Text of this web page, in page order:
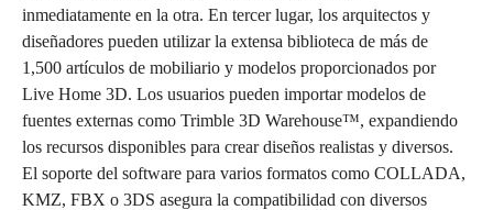
inmediatamente en la otra. En tercer lugar, los arquitectos y
diseñadores pueden utilizar la extensa biblioteca de más de
1,500 artículos de mobiliario y modelos proporcionados por
Live Home 3D. Los usuarios pueden importar modelos de
fuentes externas como Trimble 3D Warehouse™, expandiendo
los recursos disponibles para crear diseños realistas y diversos.
El soporte del software para varios formatos como COLLADA,
KMZ, FBX o 3DS asegura la compatibilidad con diversos